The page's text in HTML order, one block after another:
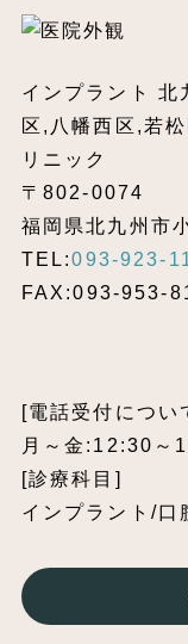
インプラント 北
区,八幡西区,若
リニック
〒802-0074
福岡県北九州市
TEL:093-923-
FAX:093-953-
[電話受付につい
月～金:12:30～
[診療科目]
インプラント/口